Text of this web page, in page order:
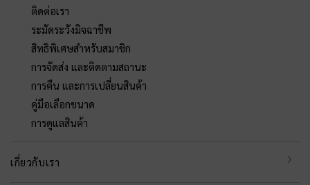
ติดต่อเรา
ระมัดระวังมิจฉาชีพ
สิทธิพิเศษสำหรับสมาชิก
การจัดส่ง และติดตามสถานะ
การคืน และการเปลี่ยนสินค้า
คู่มือเลือกขนาด
การดูแลสินค้า
เกี่ยวกับเรา